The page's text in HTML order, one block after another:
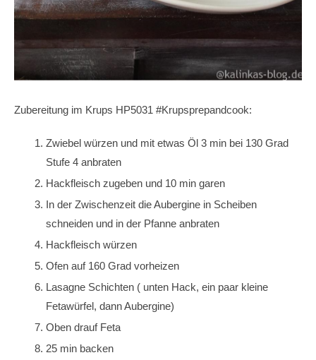
Zubereitung im Krups HP5031 #Krupsprepandcook:
Zwiebel würzen und mit etwas Öl 3 min bei 130 Grad
Stufe 4 anbraten
Hackfleisch zugeben und 10 min garen
In der Zwischenzeit die Aubergine in Scheiben
schneiden und in der Pfanne anbraten
Hackfleisch würzen
Ofen auf 160 Grad vorheizen
Lasagne Schichten ( unten Hack, ein paar kleine
Fetawürfel, dann Aubergine)
Oben drauf Feta
25 min backen